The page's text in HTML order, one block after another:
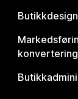
Butikkdesign
konvertering